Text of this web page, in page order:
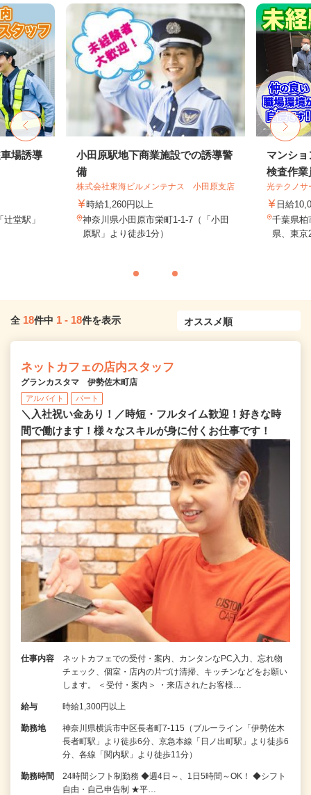
場誘導
堂駅」
小田原駅地下商業施設での誘導警
備
株式会社東海ビルメンテナス 小田原支店
時給1,260円以上
神奈川県小田原市栄町1-1-7（「小田
原駅」より徒歩1分）
マンシ
検査作業
光テクノサ
日給
千葉県柏
県、東
全 18件中 1 - 18件を表示
ネットカフェの店内スタッフ
グランカスタマ 伊勢佐木町店
アルバイト パート
＼入社祝い金あり！／時短・フルタイム歓迎！好きな時
間で働けます！様々なスキルが身に付くお仕事です！
仕事内容
ネットカフェでの受付・案内、カンタンなPC入力、忘れ物
チェック、個室・店内の片づけ清掃、キッチンなどをお願い
します。 ＜受付・案内＞ ・来店されたお客様…
給与 時給1,300円以上
勤務地
神奈川県横浜市中区長者町7-115（ブルーライン「伊勢佐木
長者町駅」より徒歩6分、京急本線「日ノ出町駅」より徒歩6
分、各線「関内駅」より徒歩11分）
勤務時間
24時間シフト制勤務 ◆週4日～、1日5時間～OK！ ◆シフト
自由・自己申告制 ★平…